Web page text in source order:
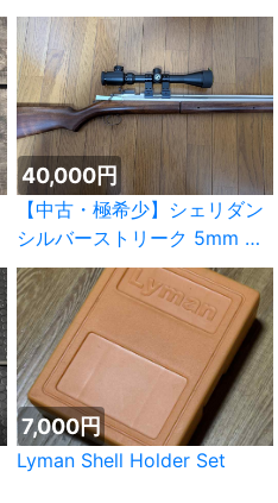
40,000円
【中古・極希少】シェリダン
シルバーストリーク 5mm ポ
ンプ式
7,000円
Lyman Shell Holder Set